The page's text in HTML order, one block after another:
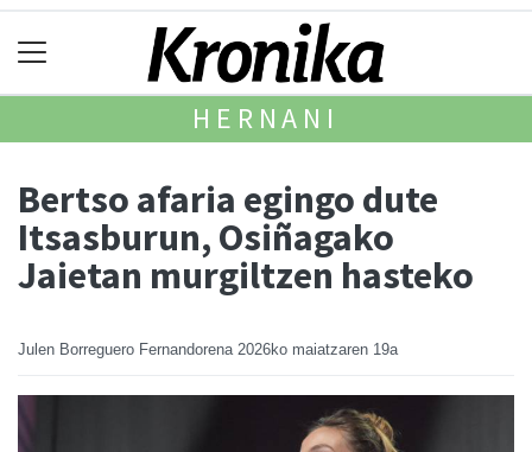
HERNANI
Bertso afaria egingo dute
Itsasburun, Osiñagako
Jaietan murgiltzen hasteko
Julen Borreguero Fernandorena 2026ko maiatzaren 19a